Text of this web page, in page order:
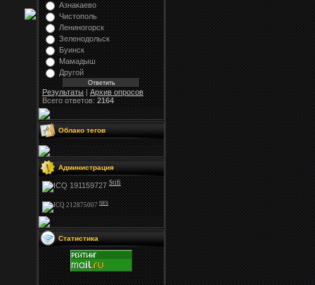
Азнакаево
Чистополь
Лениногорск
Зеленодольск
Буинск
Мамадыш
Другой
Результаты|Архив опросов
Всего ответов:2164
Облако тегов
Администрация
Stifi
NFS
Статистика